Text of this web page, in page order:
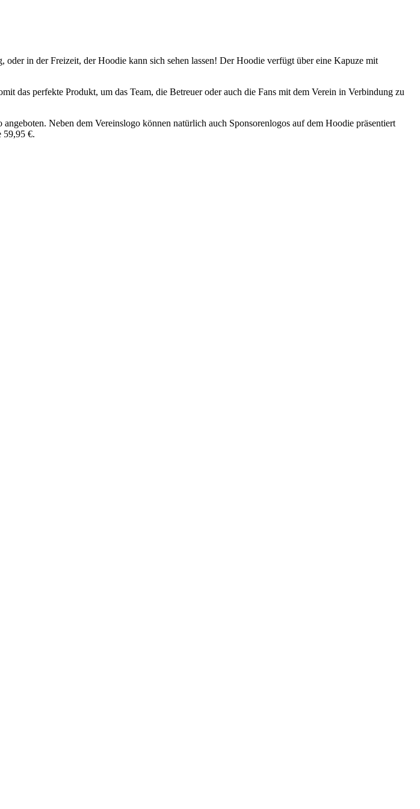
in der Freizeit, der Hoodie kann sich sehen lassen! Der Hoodie verfügt über eine Kapuze mit
das perfekte Produkt, um das Team, die Betreuer oder auch die Fans mit dem Verein in Verbindung zu
Neben dem Vereinslogo können natürlich auch Sponsorenlogos auf dem Hoodie präsentiert
59,95 €.